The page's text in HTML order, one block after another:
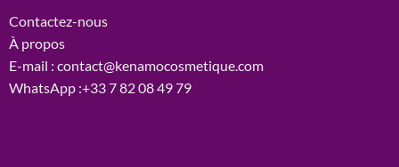
Contactez-nous
À propos
E-mail : contact@kenamocosmetique.com
WhatsApp :+33 7 82 08 49 79